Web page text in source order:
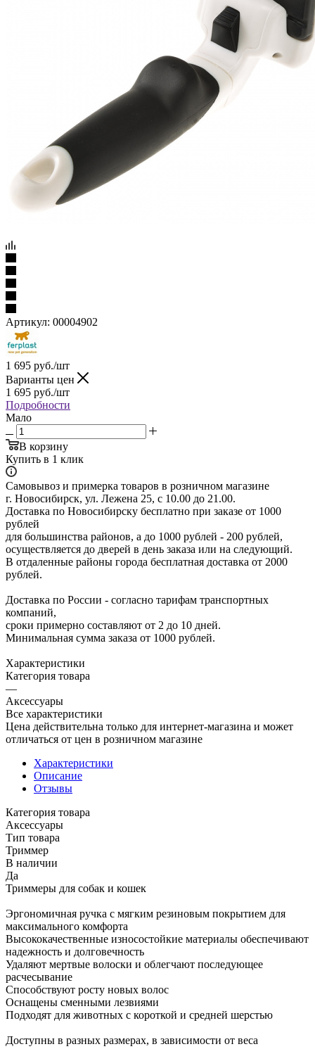
Артикул: 00004902
1 695 руб./шт
Варианты цен
1 695 руб./шт
Подробности
Мало
В корзину
Купить в 1 клик
Самовывоз и примерка товаров в розничном магазине
г. Новосибирск, ул. Лежена 25, с 10.00 до 21.00.
Доставка по Новосибирску бесплатно при заказе от 1000
рублей
для большинства районов, а до 1000 рублей - 200 рублей,
осуществляется до дверей в день заказа или на следующий.
В отдаленные районы города бесплатная доставка от 2000
рублей.
Доставка по России - согласно тарифам транспортных
компаний,
сроки примерно составляют от 2 до 10 дней.
Минимальная сумма заказа от 1000 рублей.
Характеристики
Категория товара
—
Аксессуары
Все характеристики
Цена действительна только для интернет-магазина и может
отличаться от цен в розничном магазине
Характеристики
Описание
Отзывы
Категория товара
Аксессуары
Тип товара
Триммер
В наличии
Да
Триммеры для собак и кошек
Эргономичная ручка с мягким резиновым покрытием для
максимального комфорта
Высококачественные износостойкие материалы обеспечивают
надежность и долговечность
Удаляют мертвые волоски и облегчают последующее
расчесывание
Способствуют росту новых волос
Оснащены сменными лезвиями
Подходят для животных с короткой и средней шерстью
Доступны в разных размерах, в зависимости от веса